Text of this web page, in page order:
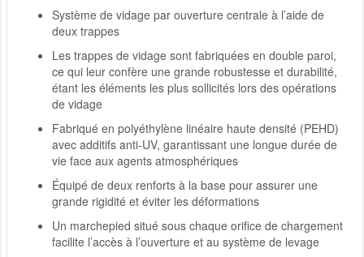
Système de vidage par ouverture centrale à l’aide de
deux trappes
Les trappes de vidage sont fabriquées en double paroi,
ce qui leur confère une grande robustesse et durabilité,
étant les éléments les plus sollicités lors des opérations
de vidage
Fabriqué en polyéthylène linéaire haute densité (PEHD)
avec additifs anti-UV, garantissant une longue durée de
vie face aux agents atmosphériques
Équipé de deux renforts à la base pour assurer une
grande rigidité et éviter les déformations
Un marchepied situé sous chaque orifice de chargement
facilite l’accès à l’ouverture et au système de levage